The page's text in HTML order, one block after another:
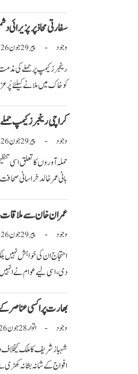
سفارتی محاذ پر
وجود - پیر29جون
رینجرز کیمپ پر حملے کی
کو خاک میں ملانے کیلئے
کراچی رینجرز کیمپ
وجود - پیر29جون
بانی عمر خالد خراسانی
عمران خان سے ملاقات
وجود - پیر29جون
احتجاج ان کی خواہش نہیں
دی، اسی لیے عوام نے
بھارت پراکسی عناصر
وجود - اتوار28جون
شہباز شریف کا ملک کیخلاف
افواج کے شانہ بشانہ کھڑی